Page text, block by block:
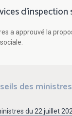
d'inspection
a approuvé la
des ministres
du 22 juillet